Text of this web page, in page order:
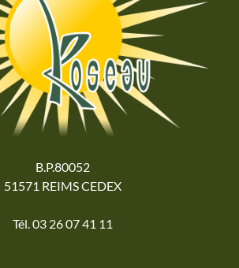
B.P.80052
51571 REIMS CEDEX
Tél. 03 26 07 41 11